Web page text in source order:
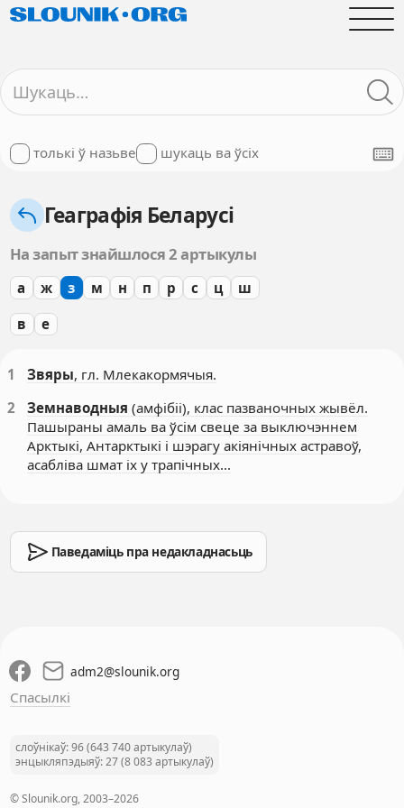
толькі ў назьве шукаць ва ўсіх
Геаграфія Беларусі
На запыт знайшлося 2 артыкулы
а ж з м н п р с ц ш
в е
1 Звяры, гл. Млекакормячыя.
2
Земнаводныя (амфібіі), клас пазваночных жывёл.
Пашыраны амаль ва ўсім свеце за выключэннем
Арктыкі, Антарктыкі і шэрагу акіянічных астравоў,
асабліва шмат іх у трапічных…
Паведаміць пра недакладнасьць
adm2@slounik.org
Спасылкі
слоўнікаў: 96 (643 740 артыкулаў)
энцыкляпэдыяў: 27 (8 083 артыкулаў)
© Slounik.org, 2003–2026